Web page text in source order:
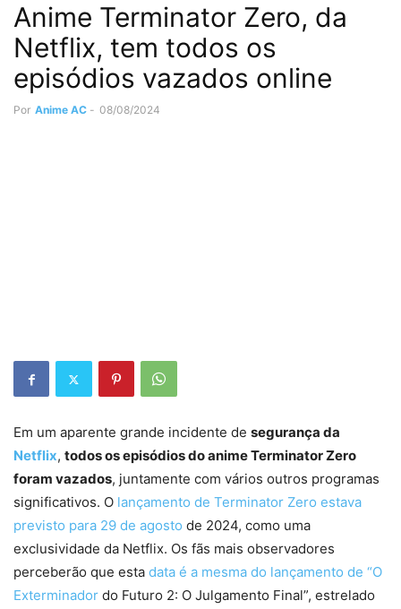
Anime Terminator Zero, da
Netflix, tem todos os
episódios vazados online
Por Anime AC - 08/08/2024
Em um aparente grande incidente de segurança da
Netflix, todos os episódios do anime Terminator Zero
foram vazados, juntamente com vários outros programas
significativos. O lançamento de Terminator Zero estava
previsto para 29 de agosto de 2024, como uma
exclusividade da Netflix. Os fãs mais observadores
perceberão que esta data é a mesma do lançamento de “O
Exterminador do Futuro 2: O Julgamento Final”, estrelado